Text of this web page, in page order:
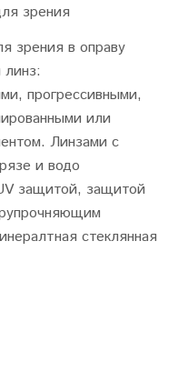
зрения
зрения в оправу
прогрессивными,
или
Линзами с
и водо
защитой, защитой
стеклянная